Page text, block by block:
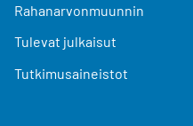
Rahanarvonmuunnin
Tulevat julkaisut
Tutkimusaineistot